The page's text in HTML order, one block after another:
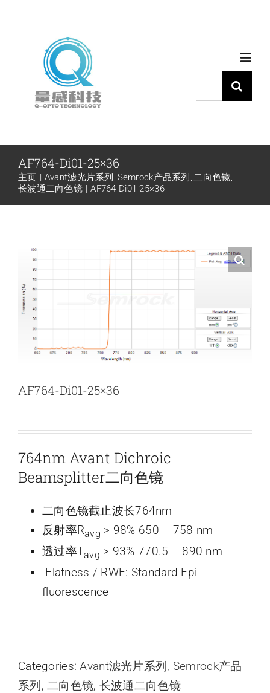
产品中心
代理品牌
下载中心
新闻和活动
关于量感
联系我们
索：
AF764-Di01-25×36
主页 Avant滤光片系列 Semrock产品系列 二向色镜
长波通二向色镜
AF764-Di01-25×36
AF764-Di01-25×36
764nm Avant Dichroic
Beamsplitter二向色镜
二向色镜截止波长764nm
反射率Ravg > 98% 650 – 758 nm
透过率Tavg > 93% 770.5 – 890 nm
Flatness / RWE: Standard Epi-
fluorescence
Categories:Avant滤光片系列 , Semrock产品
系列 ,二向色镜, 长波通二向色镜